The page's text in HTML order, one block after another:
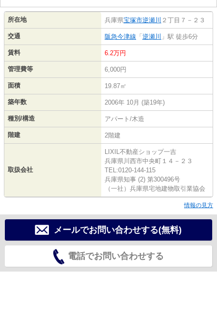
所在地 兵庫県宝塚市逆瀬川 ２丁目７－２３
交通 阪急今津線 「 逆瀬川 」駅 徒歩6分
賃料 6.2万円
管理費等 6,000円
面積 19.87㎡
築年数 2006年 10月 (築19年)
種別/構造 アパート/木造
階建 2階建
取扱会社
LIXIL不動産ショップ一吉
兵庫県川西市中央町１４－２３
TEL:0120-144-115
兵庫県知事 (2) 第300496号
（一社）兵庫県宅地建物取引業協会
情報の見方
メールでお問い合わせする(無料)
電話でお問い合わせする